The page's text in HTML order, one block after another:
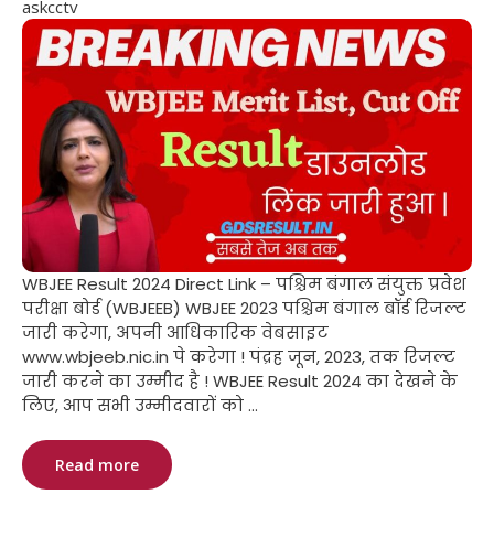
askcctv
WBJEE Result 2024 Direct Link – पश्चिम बंगाल संयुक्त प्रवेश
परीक्षा बोर्ड (WBJEEB) WBJEE 2023 पश्चिम बंगाल बॉर्ड रिजल्ट
जारी करेगा, अपनी आधिकारिक वेबसाइट
www.wbjeeb.nic.in पे करेगा ! पंद्रह जून, 2023, तक रिजल्ट
जारी करने का उम्मीद है ! WBJEE Result 2024 का देखने के
लिए, आप सभी उम्मीदवारों को ...
Read more